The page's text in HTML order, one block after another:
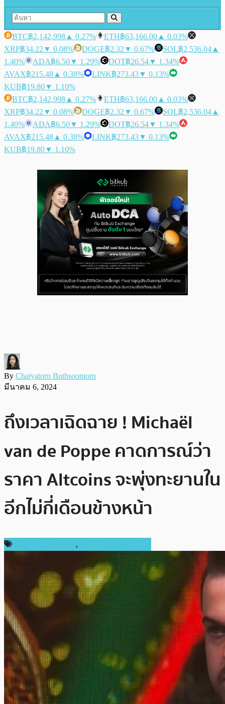
BTC฿2,142,998 ▲ 0.27% ETH฿63,166.00 ▲ 0.03%
XRP฿34.22 ▼ 0.08% DOGE฿2.32 ▼ 0.67% SOL฿2,536.04 ▲
1.40%
ADA฿6.50▼ 1.29% DOT฿26.54▼ 1.34%
AVAX฿215.48 ▲ 0.38% LINK฿273.43▼ 0.13%
KUB฿19.80▼ 1.10%
BTC฿2,142,998 ▲ 0.27% ETH฿63,166.00 ▲ 0.03%
XRP฿34.22 ▼ 0.08% DOGE฿2.32 ▼ 0.67% SOL฿2,536.04 ▲
1.40%
ADA฿6.50▼ 1.29% DOT฿26.54▼ 1.34%
AVAX฿215.48 ▲ 0.38% LINK฿273.43▼ 0.13%
KUB฿19.80▼ 1.10%
By Chaiyatorn Buthsoontorn
มีนาคม 6, 2024
ถึงเวลาเฉิดฉาย ! Michaël
van de Poppe คาดการณ์ว่า
ราคา Altcoins จะพุ่งทะยานใน
อีกไม่กี่เดือนข้างหน้า
,